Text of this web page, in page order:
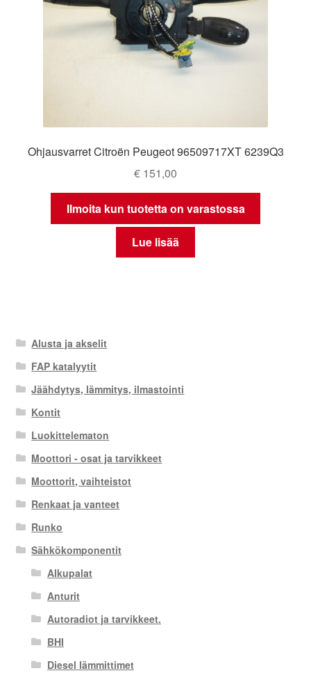
Ohjausvarret Citroën Peugeot 96509717XT 6239Q3
€ 151,00
Ilmoita kun tuotetta on varastossa
Lue lisää
Alusta ja akselit
FAP katalyytit
Jäähdytys, lämmitys, ilmastointi
Kontit
Luokittelematon
Moottori - osat ja tarvikkeet
Moottorit, vaihteistot
Renkaat ja vanteet
Runko
Sähkökomponentit
Alkupalat
Anturit
Autoradiot ja tarvikkeet.
BHI
Diesel lämmittimet